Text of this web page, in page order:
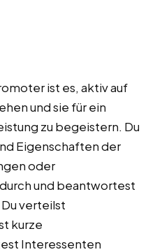
ist es, aktiv auf
und sie für ein
zu begeistern. Du
Eigenschaften der
oder
und beantwortest
verteilst
kurze
Interessenten